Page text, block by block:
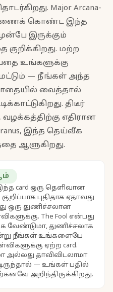
Major Arcana-
கொண்ட இந்த
இருக்கும்
மற்ற
உங்களுக்கு
மட்டும் — நீங்கள் அந்த
வைத்தால்
திடீர்
வழக்கத்திற்கு எதிரான
இந்த தெய்வீக
ஆளுகிறது.
card ஒரு தெளிவான
புதிதாக ஏதாவது
ஒரு துணிச்சலான
The Fool என்பது
வேண்டுமா, துணிச்சலாக
நீங்கள் உங்களையே
ஏற்ற card.
அல்லது தாவிவிடலாமா
— உங்கள் பதில்
அறிந்திருக்கிறது.